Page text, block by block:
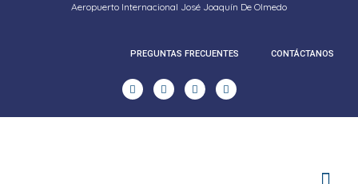
Aeropuerto Internacional José Joaquín De Olmedo
PREGUNTAS FRECUENTES CONTÁCTANOS